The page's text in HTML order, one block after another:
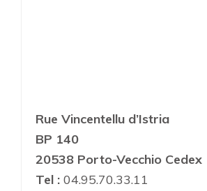
Rue Vincentellu d’Istria
BP 140
20538 Porto-Vecchio Cedex
Tel : 04.95.70.33.11